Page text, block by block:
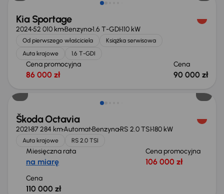
Kia Sportage
202452 010 kmBenzyna1.6 T-GDI110 kW
Od pierwszego właściciela
Książka serwisowa
Auta krajowe
1.6 T-GDI
Cena promocyjna
86 000 zł
Cena
90 000 zł
Škoda Octavia
202187 284 kmAutomatBenzynaRS 2.0 TSI180 kW
Auta krajowe RS 2.0 TSI
Miesięczna rata
na miarę
Cena promocyjna
106 000 zł
Cena
110 000 zł